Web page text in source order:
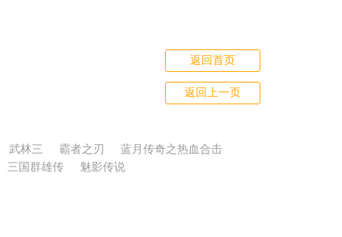
返回首页
返回上一页
武林三 霸者之刃
蓝月传奇之热血合击
三国群雄传 魅影传说